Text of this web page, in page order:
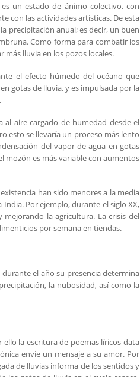
un estado de ánimo colectivo, con
con las actividades artísticas. De esta
precipitación anual; es decir, un buen
Como forma para combatir los
lluvia en los pozos locales.
el efecto húmedo del océano que
gotas de lluvia, y es impulsada por la
aire cargado de humedad desde el
esto se llevaría un proceso más lento
del vapor de agua en gotas
mozón es más variable con aumentos
han sido menores a la media
Por ejemplo, durante el siglo XX,
la agricultura. La crisis del
por semana en tiendas.
el año su presencia determina
la nubosidad, así como la
la escritura de poemas líricos data
envíe un mensaje a su amor. Por
de lluvias informa de los sentidos y